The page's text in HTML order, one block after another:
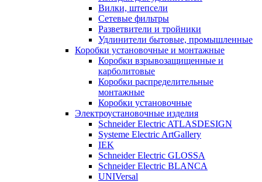
Вилки, штепсели
Сетевые фильтры
Разветвители и тройники
Удлинители бытовые, промышленные
Коробки установочные и монтажные
Коробки взрывозащищенные и
карболитовые
Коробки распределительные
монтажные
Коробки установочные
Электроустановочные изделия
Schneider Electric ATLASDESIGN
Systeme Electric ArtGallery
IEK
Schneider Electric GLOSSA
Schneider Electric BLANCA
UNIVersal